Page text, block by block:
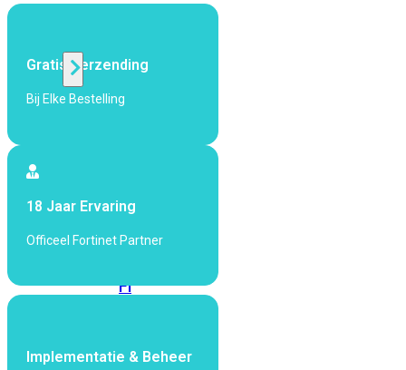
Alle
Fi
Generatie
Fi
Fi
Gratis Verzending
Bij Elke Bestelling
18 Jaar Ervaring
Officeel Fortinet Partner
Implementatie & Beheer